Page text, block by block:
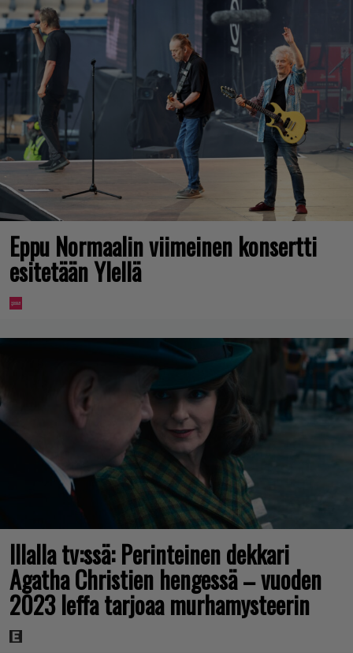
Eppu Normaalin viimeinen konsertti
esitetään Ylellä
Illalla tv:ssä: Perinteinen dekkari
Agatha Christien hengessä – vuoden
2023 leffa tarjoaa murhamysteerin